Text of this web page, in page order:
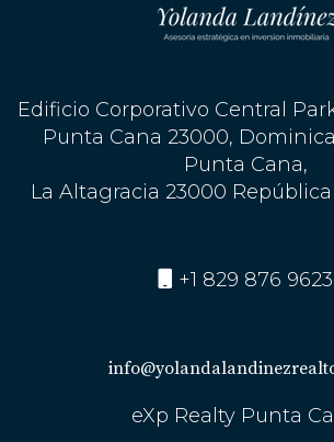
Edificio Corporativo Central
Punta Cana 23000,
Punta Cana,
La Altagracia 23000
+1 829 876 9623
eXp Realty Punta